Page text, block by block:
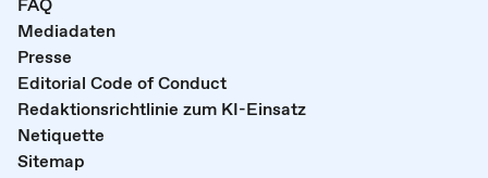
Mediadaten
Presse
Editorial Code of Conduct
Redaktionsrichtlinie zum KI-Einsatz
Netiquette
Sitemap